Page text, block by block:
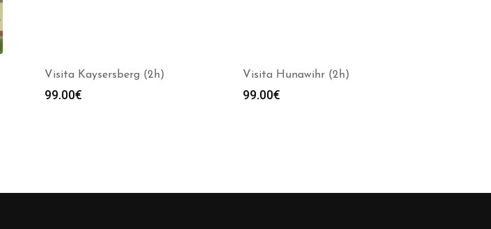
Visita Kaysersberg (2h)
99.00€
Visita Hunawihr (2h)
99.00€